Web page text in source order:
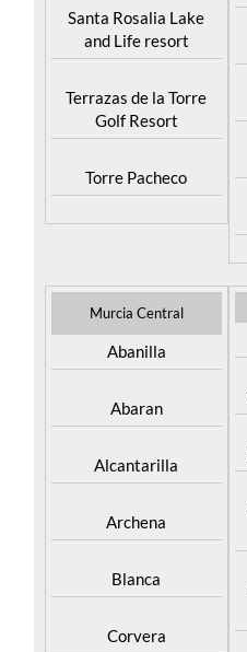
Santa Rosalia Lake
and Life resort
Terrazas de la Torre
Golf Resort
Torre Pacheco
Murcia Central
Abanilla
Abaran
Alcantarilla
Archena
Blanca
Corvera